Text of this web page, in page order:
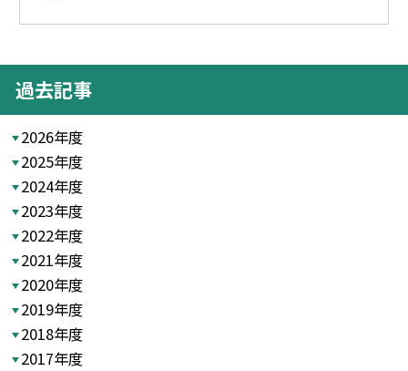
過去記事
2026年度
2025年度
2024年度
2023年度
2022年度
2021年度
2020年度
2019年度
2018年度
2017年度